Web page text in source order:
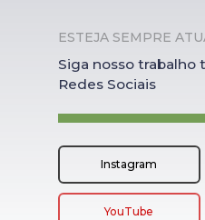
ESTEJA SEMPRE
Siga nosso trabalho
Redes Sociais
Instagram
YouTube